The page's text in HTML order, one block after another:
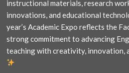
instructional materials, research
innovations, and educational
year’s Academic Expo reflects the
strong commitment to advancing
teaching with creativity, innovation,